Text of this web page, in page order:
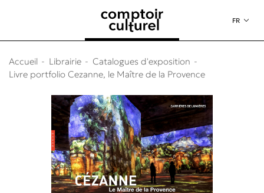
FR
Accueil Librairie
Catalogues d'exposition
Livre portfolio Cezanne, le Maître de la Provence